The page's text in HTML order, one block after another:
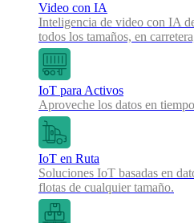
Video con IA
Inteligencia de video con IA
todos los tamaños, en
IoT para Activos
Aproveche los datos en
IoT en Ruta
Soluciones IoT basadas en
flotas de cualquier tamaño.